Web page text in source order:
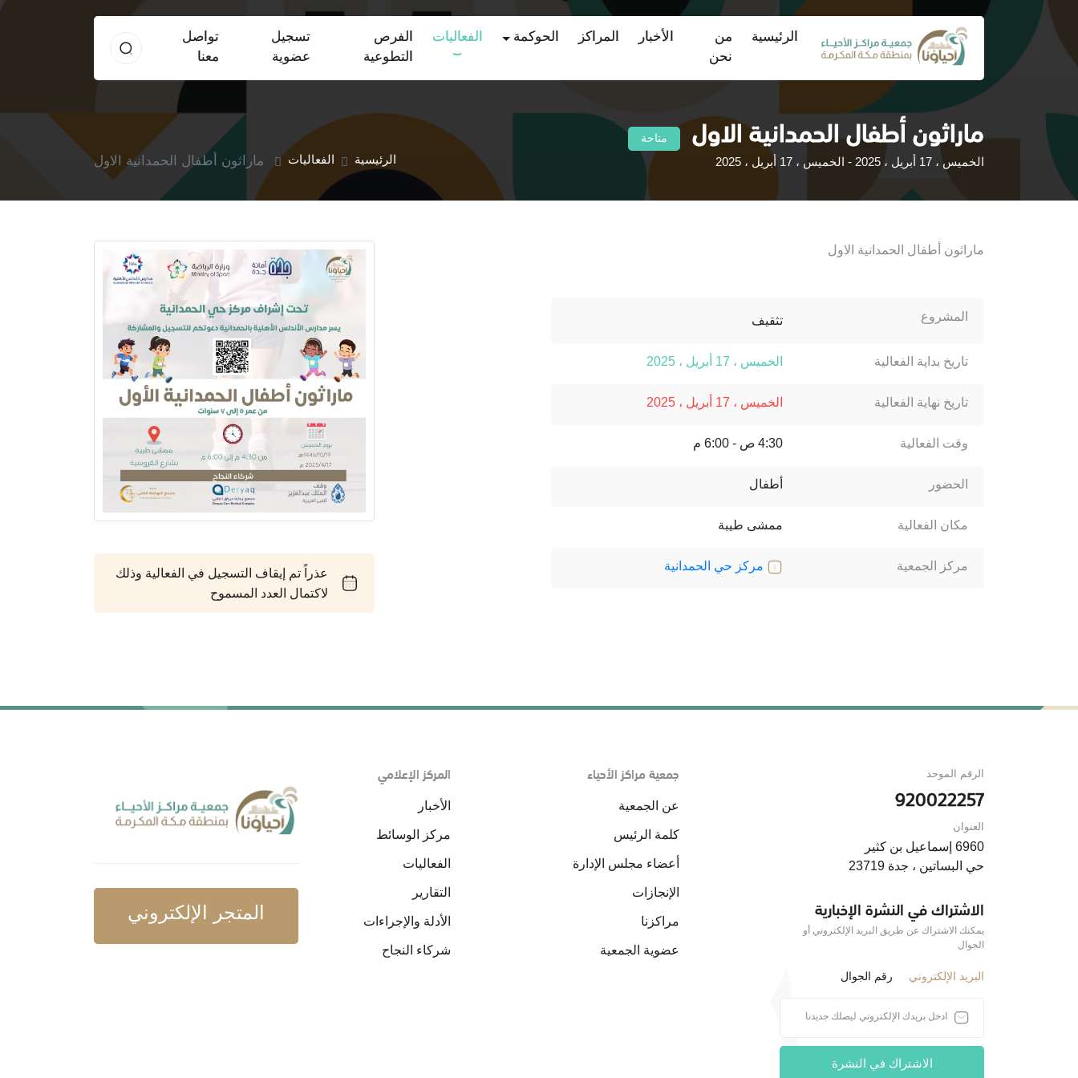
الرئيسية
(current)
من
نحن
الأخبار المراكز الحوكمة الفعاليات
الفرص
التطوعية
تسجيل
عضوية
تواصل
معنا
ماراثون أطفال الحمدانية الاول متاحة
الخميس ، 17 أبريل ، 2025 - الخميس ، 17 أبريل ، 2025 الرئيسية الفعاليات ماراثون أطفال الحمدانية الاول
ماراثون أطفال الحمدانية الاول
المشروع تثقيف
تاريخ بداية الفعالية الخميس ، 17 أبريل ، 2025
تاريخ نهاية الفعالية الخميس ، 17 أبريل ، 2025
وقت الفعالية 4:30 ص - 6:00 م
الحضور أطفال
مكان الفعالية ممشى طيبة
مركز الجمعية مركز حي الحمدانية
عذراً تم إيقاف التسجيل في الفعالية وذلك
لاكتمال العدد المسموح
الرقم الموحد
920022257
العنوان
6960 إسماعيل بن كثير
حي البساتين ، جدة 23719
الاشتراك في النشرة الإخبارية
يمكنك الاشتراك عن طريق البريد الإلكتروني أو
الجوال
البريد الإلكتروني رقم الجوال
الاشتراك في النشرة
جمعية مراكز الأحياء
عن الجمعية
كلمة الرئيس
أعضاء مجلس الإدارة
الإنجازات
مراكزنا
عضوية الجمعية
المركز الإعلامي
الأخبار
مركز الوسائط
الفعاليات
التقارير
الأدلة والإجراءات
شركاء النجاح
المتجر الإلكتروني